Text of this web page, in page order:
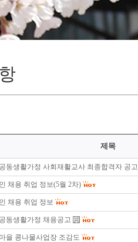
제목
동생활가정 사회재활교사 최종합격자 공고
채용 취업 정보(5월 2차)
채용 취업 정보
동생활가정 채용공고
을 콩나물사업장 조감도